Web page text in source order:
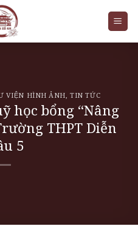
VIỆN HÌNH ẢNH ,TIN TỨC
học bổng “Nâng
THPT Diễn
5